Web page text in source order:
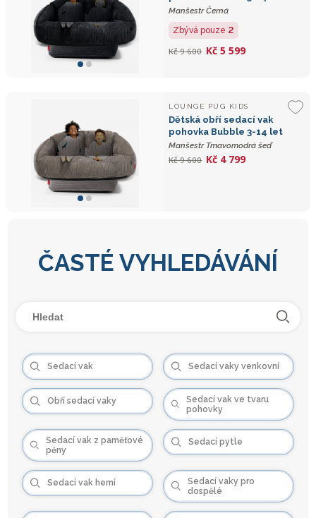
Manšestr Černá
Zbývá pouze 2
Kč 9 600 Kč 5 599
LOUNGE PUG KIDS
Dětská obří sedací vak
pohovka Bubble 3-14 let
Manšestr Tmavomodrá šeď
Kč 9 600 Kč 4 799
ČASTÉ VYHLEDÁVÁNÍ
Sedací vak Sedací vaky venkovní
Obří sedací vaky
Sedací vak ve tvaru
pohovky
Sedací vak z paměťové
pěny
Sedací pytle
Sedací vak herní
Sedací vaky pro
dospělé